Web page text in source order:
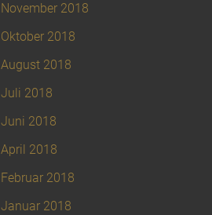
November 2018
Oktober 2018
August 2018
Juli 2018
Juni 2018
April 2018
Februar 2018
Januar 2018